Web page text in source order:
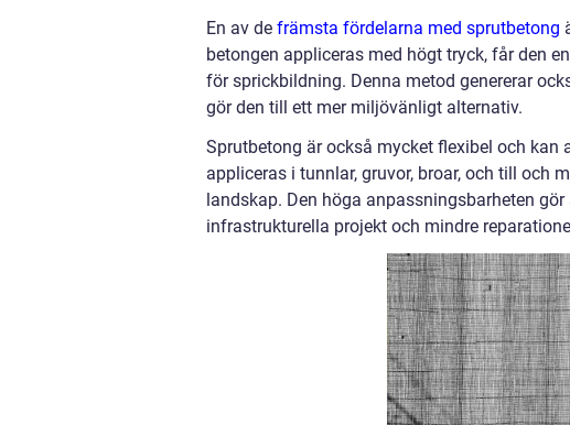
En av de främsta fördelarna med sprutbetong
betongen appliceras med högt tryck, får den
för sprickbildning. Denna metod genererar
gör den till ett mer miljövänligt alternativ.
Sprutbetong är också mycket flexibel och kan
appliceras i tunnlar, gruvor, broar, och till och
landskap. Den höga anpassningsbarheten
infrastrukturella projekt och mindre